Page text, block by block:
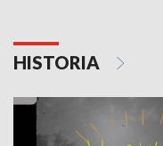
HISTORIA